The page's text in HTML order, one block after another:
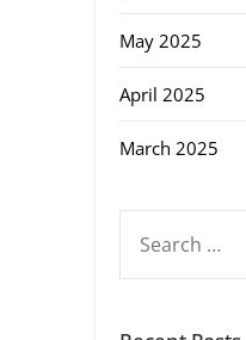
May 2025
April 2025
March 2025
FOR: